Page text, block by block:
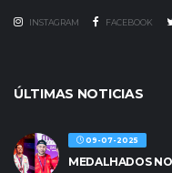
INSTAGRAM FACEBOOK
ÚLTIMAS NOTICIAS
09-07-2025
MEDALHADOS